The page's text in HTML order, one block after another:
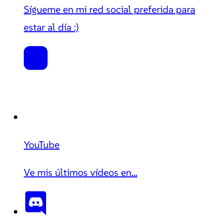
Sígueme en mi red social preferida para
estar al día :)
YouTube
Ve mis últimos vídeos en...